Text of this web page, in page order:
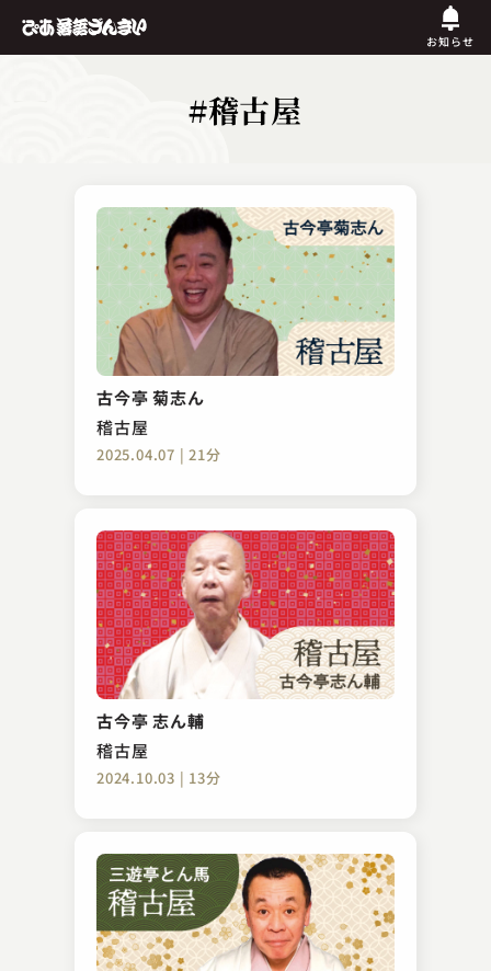
お知らせ
#稽古屋
古今亭 菊志ん
稽古屋
2025.04.07 | 21分
古今亭 志ん輔
稽古屋
2024.10.03 | 13分